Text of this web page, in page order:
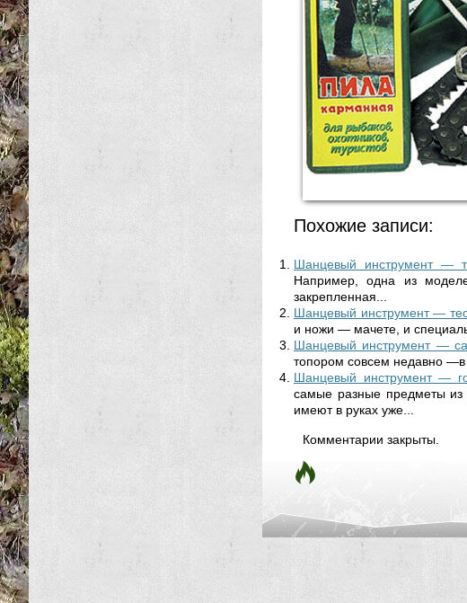
Похожие записи:
Шанцевый инструмент —
Например, одна из
закрепленная...
Шанцевый инструмент —
и ножи — мачете, и
Шанцевый инструмент —
топором совсем недавно —в
Шанцевый инструмент —
самые разные предметы из
имеют в руках уже...
Комментарии закрыты.